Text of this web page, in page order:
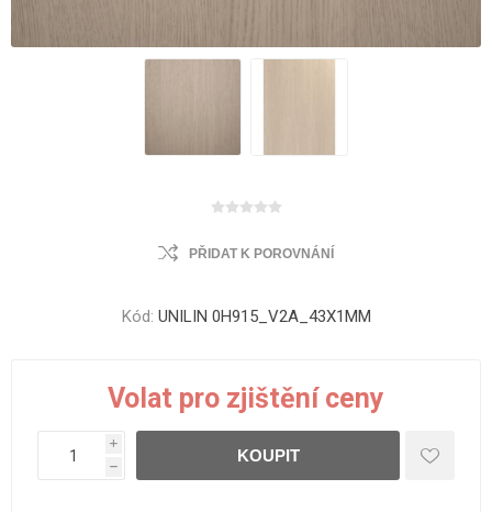
PŘIDAT K POROVNÁNÍ
Kód: UNILIN 0H915_V2A_43X1MM
Volat pro zjištění ceny
i
h
KOUPIT